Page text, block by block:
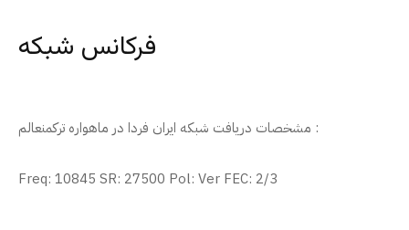
فرکانس شبکه
مشخصات دریافت شبکه ایران فردا در ماهواره ترکمنعالم :
Freq: 10845 SR: 27500 Pol: Ver FEC: 2/3